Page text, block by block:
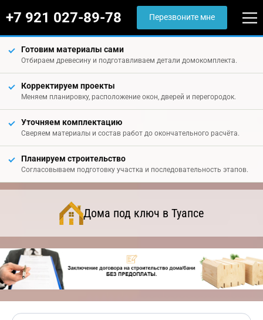
+7 921 027-89-78 Перезвоните мне
Готовим материалы сами
Отбираем древесину и подготавливаем детали домокомплекта.
Корректируем проекты
Меняем планировку, расположение окон, дверей и перегородок.
Уточняем комплектацию
Сверяем материалы и состав работ до окончательного расчёта.
Планируем строительство
Согласовываем подготовку участка и последовательность этапов.
Дома под ключ в Туапсе